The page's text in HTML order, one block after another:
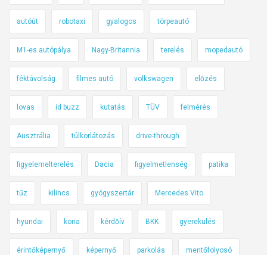
autóút robotaxi gyalogos törpeautó
M1-es autópálya Nagy-Britannia terelés mopedautó
féktávolság filmes autó volkswagen előzés
lovas id buzz kutatás TÜV felmérés
Ausztrália túlkorlátozás drive-through
figyelemelterelés Dacia figyelmetlenség patika
tűz kilincs gyógyszertár Mercedes Vito
hyundai kona kérdőív BKK gyerekülés
érintőképernyő képernyő parkolás mentőfolyosó